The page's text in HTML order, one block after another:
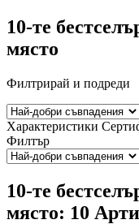
10-те
място
Филтрирай и подреди
Характеристики
Филтър
10-те
място: 10